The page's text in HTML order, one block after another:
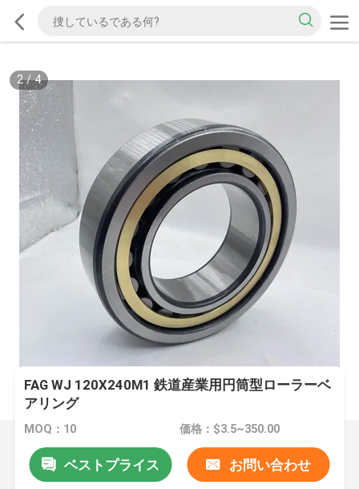
2/4
FAG WJ 120X240M1 鉄道産業用円筒型ローラーベ
アリング
MOQ：10 価格：$3.5~350.00
ベストプライス お問い合わせ